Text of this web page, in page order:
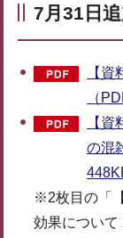
7月31日
【
（
【
の混
※2枚目の「
効果について